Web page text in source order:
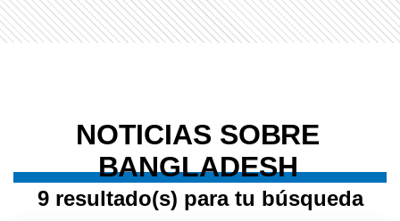
NOTICIAS SOBRE
BANGLADESH
9 resultado(s) para tu búsqueda